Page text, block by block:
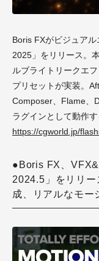
Boris FXがビジュア
2025」をリリース。
ルブライトリークエ
プリセットが実装。
Composer、Flame、
ラグインとして動作す
https://cgworld.jp/
●Boris FX、
2024.5」をリリ
成、リアルなモー